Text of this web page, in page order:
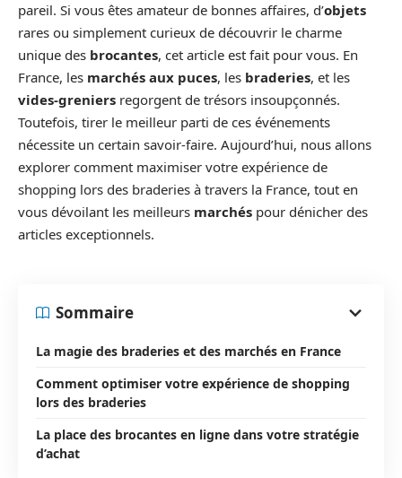
pareil. Si vous êtes amateur de bonnes affaires, d’objets
rares ou simplement curieux de découvrir le charme
unique des brocantes, cet article est fait pour vous. En
France, les marchés aux puces, les braderies, et les
vides-greniers regorgent de trésors insoupçonnés.
Toutefois, tirer le meilleur parti de ces événements
nécessite un certain savoir-faire. Aujourd’hui, nous allons
explorer comment maximiser votre expérience de
shopping lors des braderies à travers la France, tout en
vous dévoilant les meilleurs marchés pour dénicher des
articles exceptionnels.
Sommaire
La magie des braderies et des marchés en France
Comment optimiser votre expérience de shopping
lors des braderies
La place des brocantes en ligne dans votre stratégie
d’achat